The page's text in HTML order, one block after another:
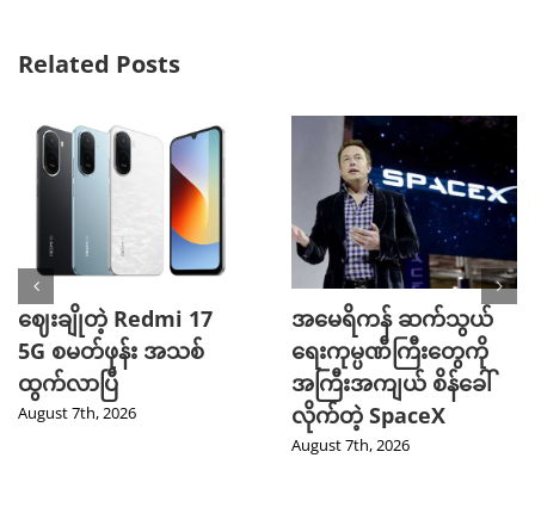
Related Posts
ဈေးချိုတဲ့ Redmi 17
5G စမတ်ဖုန်း အသစ်
ထွက်လာပြီ
August 7th, 2026
အမေရိကန် ဆက်သွယ်
ရေးကုမ္ပဏီကြီးတွေကို
အကြီးအကျယ် စိန်ခေါ်
လိုက်တဲ့ SpaceX
August 7th, 2026